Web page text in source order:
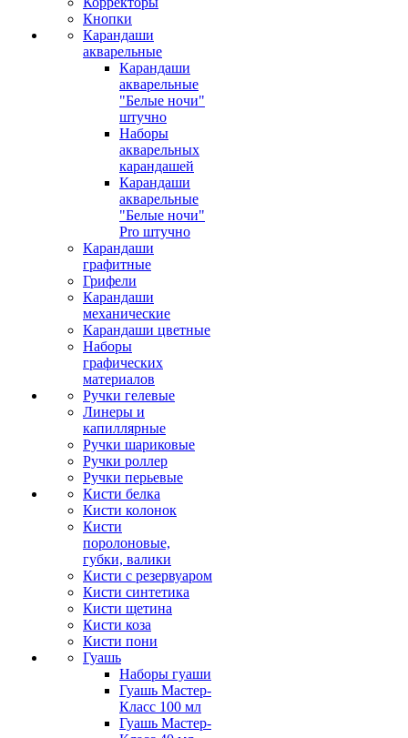
Кнопки
Карандаши
акварельные
Карандаши
акварельные
"Белые ночи"
штучно
Наборы
акварельных
карандашей
Карандаши
акварельные
"Белые ночи"
Pro штучно
Карандаши
графитные
Грифели
Карандаши
механические
Карандаши цветные
Наборы
графических
материалов
Ручки гелевые
Линеры и
капиллярные
Ручки шариковые
Ручки роллер
Ручки перьевые
Кисти белка
Кисти колонок
Кисти
поролоновые,
губки, валики
Кисти с резервуаром
Кисти синтетика
Кисти щетина
Кисти коза
Кисти пони
Гуашь
Наборы гуаши
Гуашь Мастер-
Класс 100 мл
Гуашь Мастер-